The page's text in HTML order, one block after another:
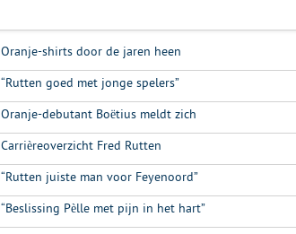
Oranje-shirts door de jaren heen
“Rutten goed met jonge spelers”
Oranje-debutant Boëtius meldt zich
Carrièreoverzicht Fred Rutten
“Rutten juiste man voor Feyenoord”
“Beslissing Pèlle met pijn in het hart”